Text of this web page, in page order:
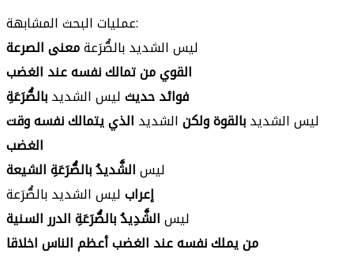
عمليات البحث المشابهة:
ليس الشديد بالصُّرَعةمعنى الصرعة
القوي من تمالك نفسه عند الغضب
فوائد حديثليس الشديدبالصُّرَعَةِ
ليس الشديدبالقوة ولكنالشديد الذي يتمالك نفسه وقت
الغضب
ليسالشَّديدُ بالصُّرَعَةِ الشيعة
إعرابليس الشديد بالصُّرَعة
ليسالشَّدِيدُ بالصُّرَعَةِ الدرر السنية
من يملك نفسه عند الغضب أعظم الناس اخلاقا